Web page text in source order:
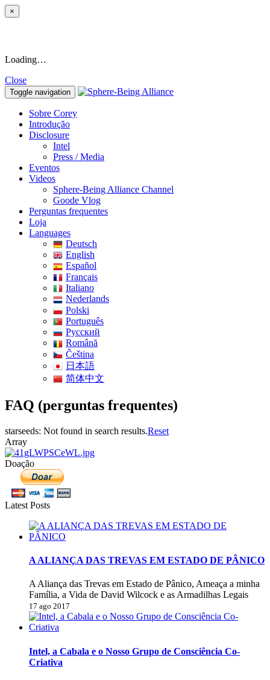
×
Loading…
Close
Toggle navigation
Sobre Corey
Introdução
Disclosure
Intel
Press / Media
Eventos
Videos
Sphere-Being Alliance Channel
Goode Vlog
Perguntas frequentes
Loja
Languages
Deutsch
English
Español
Français
Italiano
Nederlands
Polski
Português
Pусский
Română
Čeština
日本語
简体中文
FAQ (perguntas frequentes)
starseeds: Not found in search results.Reset
Array
Doação
Latest Posts
A ALIANÇA DAS TREVAS EM ESTADO DE PÂNICO
A Aliança das Trevas em Estado de Pânico, Ameaça a minha
Família, a Vida de David Wilcock e as Armadilhas Legais
17 ago 2017
Intel, a Cabala e o Nosso Grupo de Consciência Co-
Criativa